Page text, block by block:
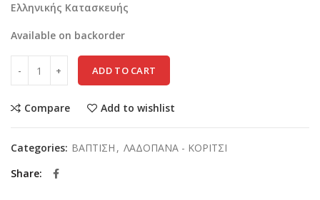
Ελληνικής Κατασκευής
Available on backorder
ADD TO CART
Compare Add to wishlist
Categories: ΒΑΠΤΙΣΗ , ΛΑΔΟΠΑΝΑ - ΚΟΡΙΤΣΙ
Share